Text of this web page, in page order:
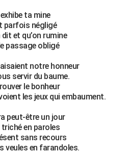
ta mine
parfois négligé
et qu’on rumine
passage obligé
notre honneur
servir du baume.
le bonheur
les jeux qui embaument.
peut-être un jour
en paroles
sans recours
veules en farandoles.